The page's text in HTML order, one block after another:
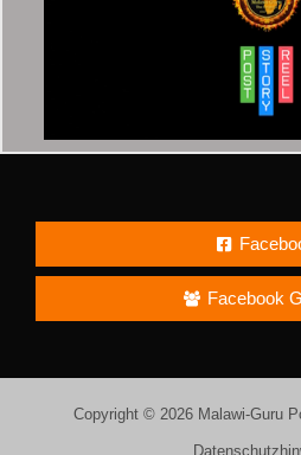
Facebook
Copyright © 2026 Malawi-Guru